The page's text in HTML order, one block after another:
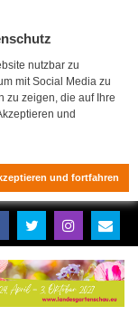
nutzbar zu
mit Social Media zu
zu zeigen, die auf Ihre
und
und fortfahren